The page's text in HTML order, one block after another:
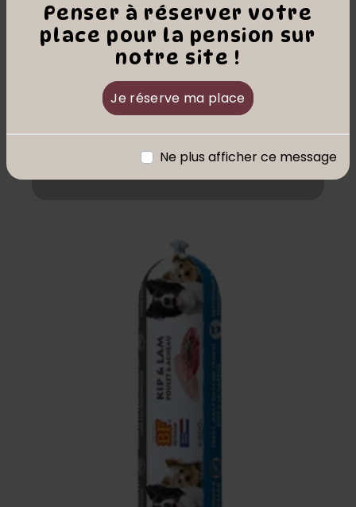
Penser à réserver votre
place pour la pension sur
notre site !
Je réserve ma place
Ne plus afficher ce message
Croquettes BIOFOOD weight
control 69.90€
Lire l'article